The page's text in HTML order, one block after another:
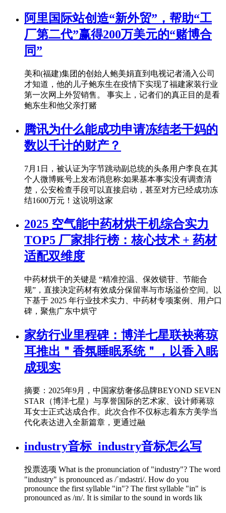
阿里国际站创造“新外贸”，帮助“工
厂第二代”赢得200万美元的“赌博合
同”
美和(福建)集团的创始人鲍美娟直到电视记者涌入公司
才知道，他的儿子鲍东生在疫情下实现了福建家装行业
第一次网上外贸销售。 事实上，记者们的真正目的是看
鲍东生和他父亲打赌
腾讯为什么能成功申请冻结老干妈的
数以千计的财产？
7月1日，被认证为字节跳动副总统的头条用户李良在其
个人微博账号上发布消息称:如果基本事实没有调查清
楚，公安检查手段可以直接启动，甚至对方已经成功冻
结1600万元！这说明这家
2025 空气能中药材烘干机综合实力
TOP5 厂家排行榜：核心技术 + 药材
适配双维度
中药材烘干的关键是 “精准控温、保效锁苷、节能合
规”，直接决定药材有效成分保留率与市场溢价空间。以
下基于 2025 年行业技术实力、中药材专项案例、用户口
碑，聚焦广东中烘守
家纺行业里程碑：博洋七星联袂蒋琼
耳推出＂香氛睡眠系统＂，以香入眠
成现实
摘要：2025年9月，中国家纺奢侈品牌BEYOND SEVEN
STAR（博洋七星）与享誉国际的艺术家、设计师蒋琼
耳女士正式达成合作。此次合作不仅标志着东方美学当
代化表达进入全新篇章，更通过融
industry音标_industry音标怎么写
投票选项 What is the pronunciation of "industry"? The word
"industry" is pronounced as /ˈɪndəstri/. How do you
pronounce the first syllable "in"? The first syllable "in" is
pronounced as /ɪn/. It is similar to the sound in words lik